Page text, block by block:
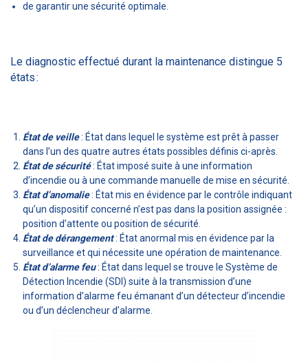
de garantir une sécurité optimale.
Le diagnostic effectué durant la maintenance distingue 5
états :
État de veille: État dans lequel le système est prêt à passer
dans l’un des quatre autres états possibles définis ci-après.
État de sécurité: État imposé suite à une information
d’incendie ou à une commande manuelle de mise en sécurité.
État d’anomalie: État mis en évidence par le contrôle indiquant
qu’un dispositif concerné n’est pas dans la position assignée :
position d’attente ou position de sécurité.
État de dérangement: État anormal mis en évidence par la
surveillance et qui nécessite une opération de maintenance.
État d’alarme feu: État dans lequel se trouve le Système de
Détection Incendie (SDI) suite à la transmission d’une
information d’alarme feu émanant d’un détecteur d’incendie
ou d’un déclencheur d’alarme.